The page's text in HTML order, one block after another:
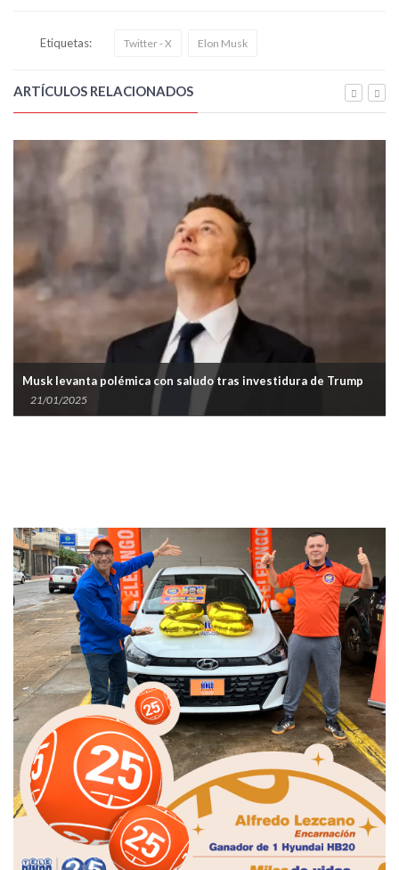
Etiquetas: Twitter - X Elon Musk
ARTÍCULOS RELACIONADOS
Musk levanta polémica con saludo tras investidura de Trump
21/01/2025